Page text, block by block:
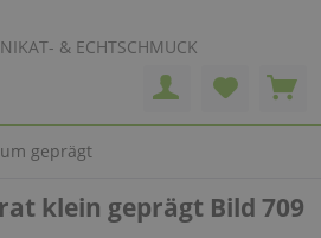
& ECHTSCHMUCK
geprägt
klein geprägt Bild 709